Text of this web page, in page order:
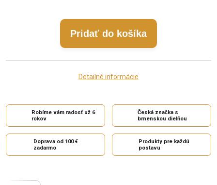
Pridať do košíka
Detailné informácie
Robíme vám radosť už 6
rokov
Česká značka s
brnenskou dielňou
Doprava od 100 €
zadarmo
Produkty pre každú
postavu